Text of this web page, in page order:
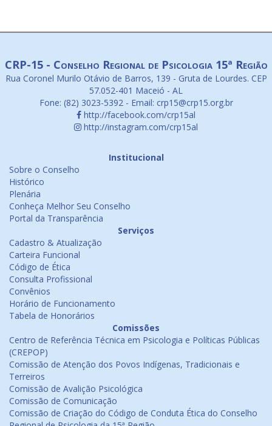
CRP-15 - Conselho Regional de Psicologia 15ª Região
Rua Coronel Murilo Otávio de Barros, 139 - Gruta de Lourdes. CEP
57.052-401 Maceió - AL
Fone: (82) 3023-5392 - Email: crp15@crp15.org.br
http://facebook.com/crp15al
http://instagram.com/crp15al
Institucional
Sobre o Conselho
Histórico
Plenária
Conheça Melhor Seu Conselho
Portal da Transparência
Serviços
Cadastro & Atualização
Carteira Funcional
Código de Ética
Consulta Profissional
Convênios
Horário de Funcionamento
Tabela de Honorários
Comissões
Centro de Referência Técnica em Psicologia e Políticas Públicas
(CREPOP)
Comissão de Atenção dos Povos Indígenas, Tradicionais e
Terreiros
Comissão de Avalição Psicológica
Comissão de Comunicação
Comissão de Criação do Código de Conduta Ética do Conselho